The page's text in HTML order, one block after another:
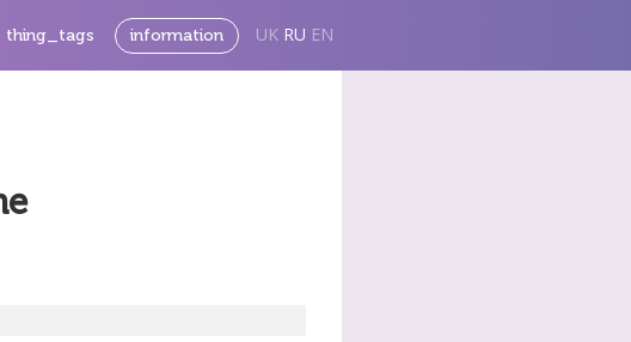
thing_tags information UK RU EN